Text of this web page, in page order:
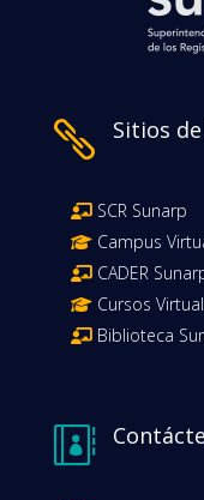
 Sitios
SCR Sunarp
Campus
CADER
Cursos
Biblioteca
